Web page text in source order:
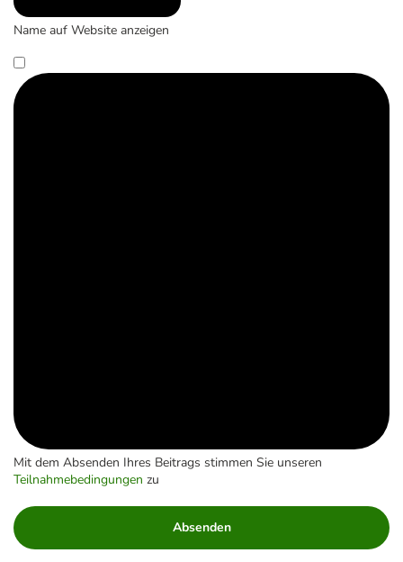
Name auf Website anzeigen
Mit dem Absenden Ihres Beitrags stimmen Sie unseren
Teilnahmebedingungen zu
Absenden